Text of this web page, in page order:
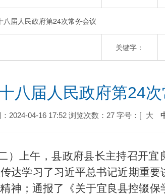
八届人民政府第24次常务会议
关键字：
八届人民政府第24
2024-04-16 17:52 浏览次数：27 字号：[ 大
）上午 ，县政府县长主持召开宜
达学习了习近平总书记近期重要
神 ； 通报了《关于宜良县控辍保